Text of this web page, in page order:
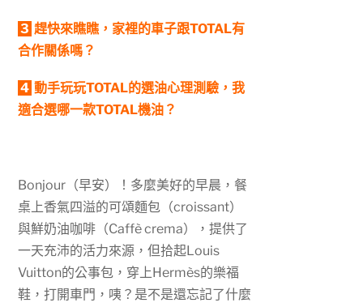
3 趕快來瞧瞧，家裡的車子跟TOTAL有
合作關係嗎 ？
4 動手玩玩TOTAL的選油心理測驗 ，我
適合選哪一款TOTAL機油？
Bonjour（早安）！多麼美好的早晨，餐
桌上香氣四溢的可頌麵包（croissant）
與鮮奶油咖啡（Caffè crema），提供了
一天充沛的活力來源，但拾起Louis
Vuitton的公事包，穿上Hermès的樂福
鞋，打開車門，咦？是不是還忘記了什麼